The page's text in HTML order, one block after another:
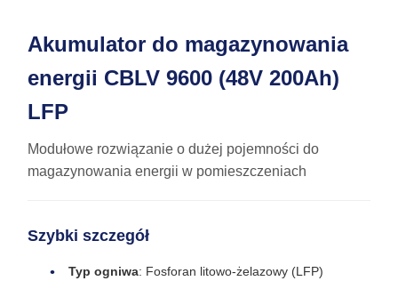
Akumulator do magazynowania
energii CBLV 9600 (48V 200Ah)
LFP
Modułowe rozwiązanie o dużej pojemności do
magazynowania energii w pomieszczeniach
Szybki szczegół
Typ ogniwa: Fosforan litowo-żelazowy (LFP)